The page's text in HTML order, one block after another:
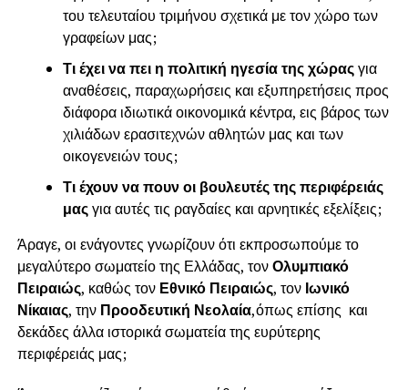
του τελευταίου τριμήνου σχετικά με τον χώρο των
γραφείων μας;
Τι έχει να πει η πολιτική ηγεσία της χώραςγια
αναθέσεις, παραχωρήσεις και εξυπηρετήσεις προς
διάφορα ιδιωτικά οικονομικά κέντρα, εις βάρος των
χιλιάδων ερασιτεχνών αθλητών μας και των
οικογενειών τους;
Τι έχουν να πουν οι βουλευτές της περιφέρειάς
μαςγια αυτές τις ραγδαίες και αρνητικές εξελίξεις;
Άραγε, οι ενάγοντες γνωρίζουν ότι εκπροσωπούμε το
μεγαλύτερο σωματείο της Ελλάδας, τονΟλυμπιακό
Πειραιώς, καθώς τον Εθνικό Πειραιώς, τον Ιωνικό
Νίκαιας, την Προοδευτική Νεολαία,όπως επίσης και
δεκάδες άλλα ιστορικά σωματεία της ευρύτερης
περιφέρειάς μας;